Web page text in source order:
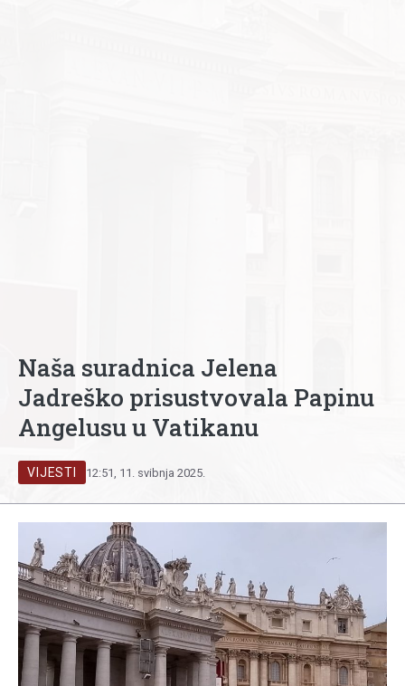
Naša suradnica Jelena
Jadreško prisustvovala Papinu
Angelusu u Vatikanu
VIJESTI 12:51, 11. svibnja 2025.